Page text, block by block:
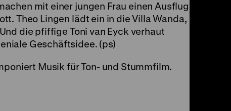
mit einer jungen Frau einen Ausflug ins
Theo Lingen lädt ein in die Villa Wanda,
die pfiffige Toni van Eyck verhaut
Geschäftsidee. (ps)
Musik für Ton- und Stummfilm.